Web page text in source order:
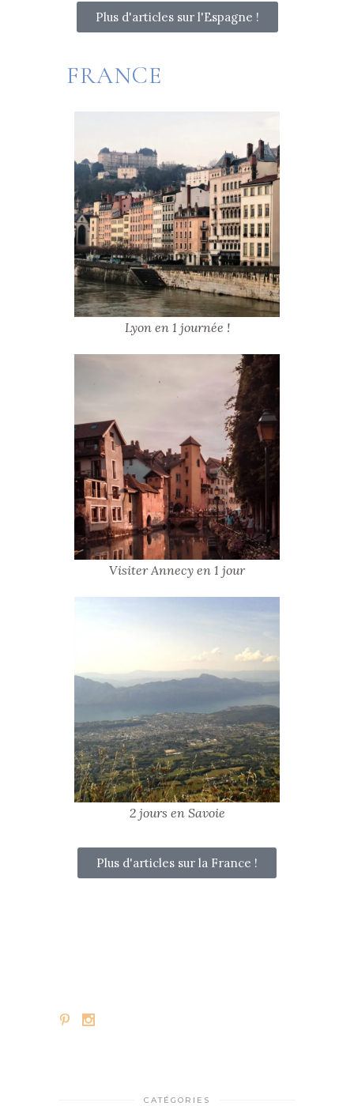
Plus d'articles sur l'Espagne !
FRANCE
Lyon en 1 journée !
Visiter Annecy en 1 jour
2 jours en Savoie
Plus d'articles sur la France !
CATÉGORIES